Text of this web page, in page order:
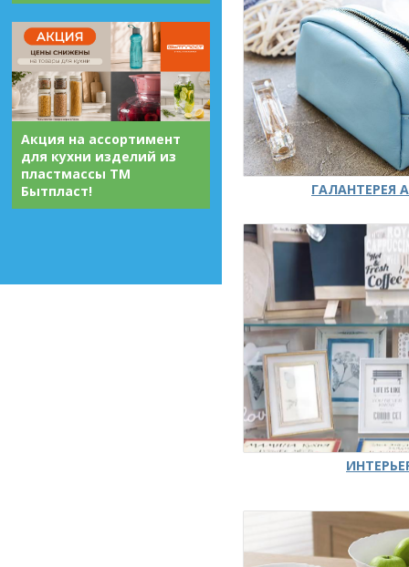
Акция на ассортимент
для кухни изделий из
пластмассы ТМ
Бытпласт!
ГАЛАНТЕРЕЯ